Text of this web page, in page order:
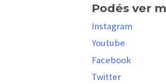
Podés ver
Instagram
Youtube
Facebook
Twitter